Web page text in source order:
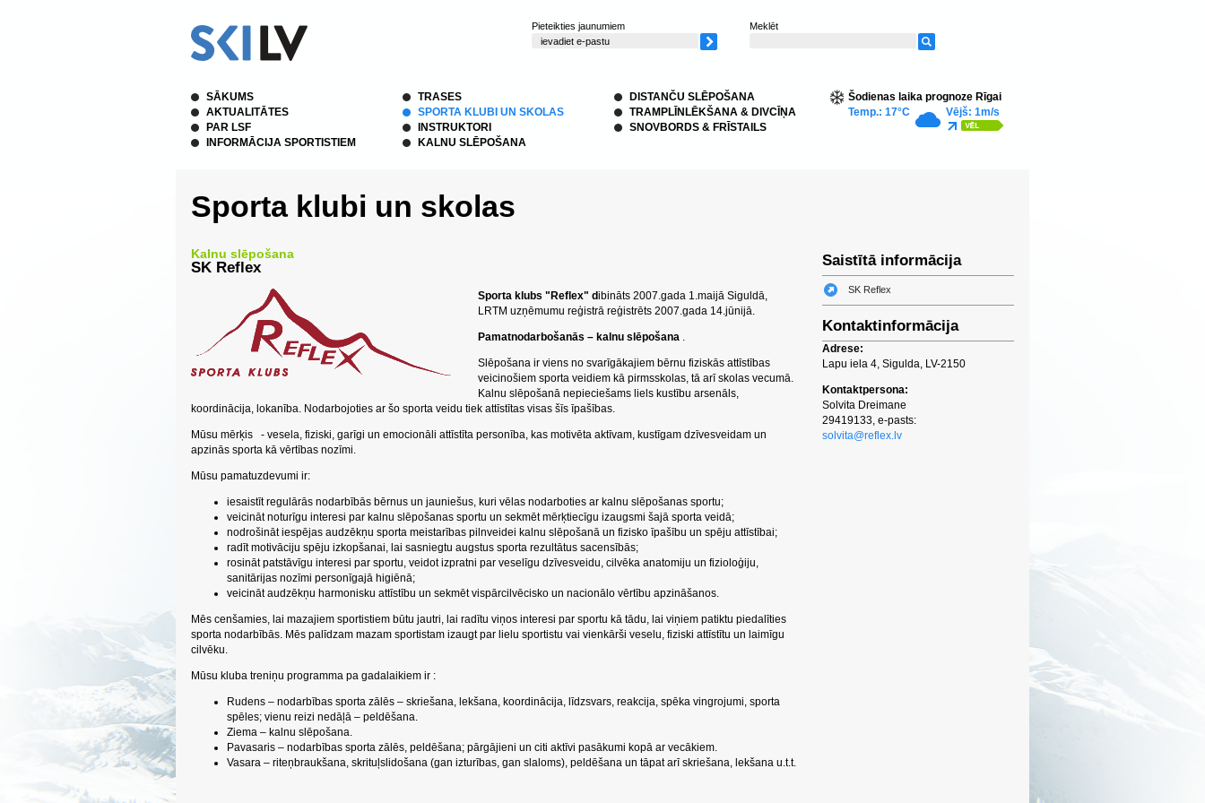
Pieteikties jaunumiem Meklēt
SĀKUMS
AKTUALITĀTES
PAR LSF
INFORMĀCIJA SPORTISTIEM
TRASES
SPORTA KLUBI UN SKOLAS
INSTRUKTORI
KALNU SLĒPOŠANA
DISTANČU SLĒPOŠANA
TRAMPLĪNLĒKŠANA & DIVCĪŅA
SNOVBORDS & FRĪSTAILS
Šodienas laika prognoze Rīgai
Temp.: 17°C
Vējš: 1m/s
Sporta klubi un skolas
Kalnu slēpošana
SK Reflex
Sporta klubs "Reflex" dibināts 2007.gada 1.maijā Siguldā,
LRTM uzņēmumu reģistrā reģistrēts 2007.gada 14.jūnijā.
Pamatnodarbošanās – kalnu slēpošana .
Slēpošana ir viens no svarīgākajiem bērnu fiziskās attīstības
veicinošiem sporta veidiem kā pirmsskolas, tā arī skolas vecumā.
Kalnu slēpošanā nepieciešams liels kustību arsenāls,
koordinācija, lokanība. Nodarbojoties ar šo sporta veidu tiek attīstītas visas šīs īpašības.
Mūsu mērķis - vesela, fiziski, garīgi un emocionāli attīstīta personība, kas motivēta aktīvam, kustīgam dzīvesveidam un
apzinās sporta kā vērtības nozīmi.
Mūsu pamatuzdevumi ir:
iesaistīt regulārās nodarbībās bērnus un jauniešus, kuri vēlas nodarboties ar kalnu slēpošanas sportu;
veicināt noturīgu interesi par kalnu slēpošanas sportu un sekmēt mērķtiecīgu izaugsmi šajā sporta veidā;
nodrošināt iespējas audzēkņu sporta meistarības pilnveidei kalnu slēpošanā un fizisko īpašību un spēju attīstībai;
radīt motivāciju spēju izkopšanai, lai sasniegtu augstus sporta rezultātus sacensībās;
rosināt patstāvīgu interesi par sportu, veidot izpratni par veselīgu dzīvesveidu, cilvēka anatomiju un fizioloģiju,
sanitārijas nozīmi personīgajā higiēnā;
veicināt audzēkņu harmonisku attīstību un sekmēt vispārcilvēcisko un nacionālo vērtību apzināšanos.
Mēs cenšamies, lai mazajiem sportistiem būtu jautri, lai radītu viņos interesi par sportu kā tādu, lai viņiem patiktu piedalīties
sporta nodarbībās. Mēs palīdzam mazam sportistam izaugt par lielu sportistu vai vienkārši veselu, fiziski attīstītu un laimīgu
cilvēku.
Mūsu kluba treniņu programma pa gadalaikiem ir :
Rudens – nodarbības sporta zālēs – skriešana, lekšana, koordinācija, līdzsvars, reakcija, spēka vingrojumi, sporta
spēles; vienu reizi nedāļā – peldēšana.
Ziema – kalnu slēpošana.
Pavasaris – nodarbības sporta zālēs, peldēšana; pārgājieni un citi aktīvi pasākumi kopā ar vecākiem.
Vasara – riteņbraukšana, skrituļslidošana (gan izturības, gan slaloms), peldēšana un tāpat arī skriešana, lekšana u.t.t.
Saistītā informācija
SK Reflex
Kontaktinformācija
Adrese:
Lapu iela 4, Sigulda, LV-2150
Kontaktpersona:
Solvita Dreimane
29419133, e-pasts:
solvita@reflex.lv